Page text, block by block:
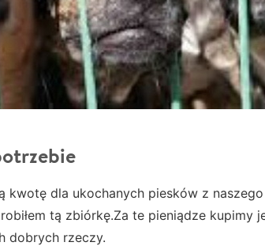
kwotę dla ukochanych piesków z
tą zbiórkę.Za te pieniądze kupimy
dobrych rzeczy.